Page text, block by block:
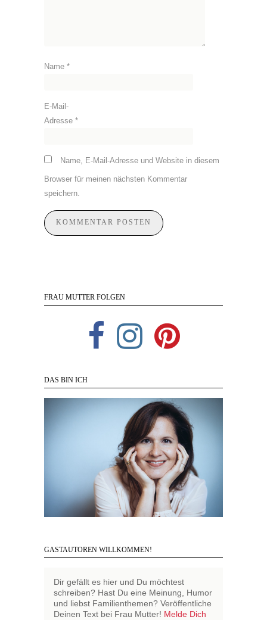
Name *
E-Mail-
Adresse *
Name, E-Mail-Adresse und Website in diesem
Browser für meinen nächsten Kommentar
speichern.
FRAU MUTTER FOLGEN
DAS BIN ICH
GASTAUTOREN WILLKOMMEN!
Dir gefällt es hier und Du möchtest
schreiben? Hast Du eine Meinung, Humor
und liebst Familienthemen? Veröffentliche
Deinen Text bei Frau Mutter! Melde Dich